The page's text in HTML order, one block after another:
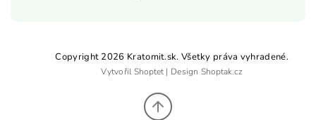
Copyright 2026 Kratomit.sk. Všetky práva vyhradené.
VytvořilShoptet | Design Shoptak.cz